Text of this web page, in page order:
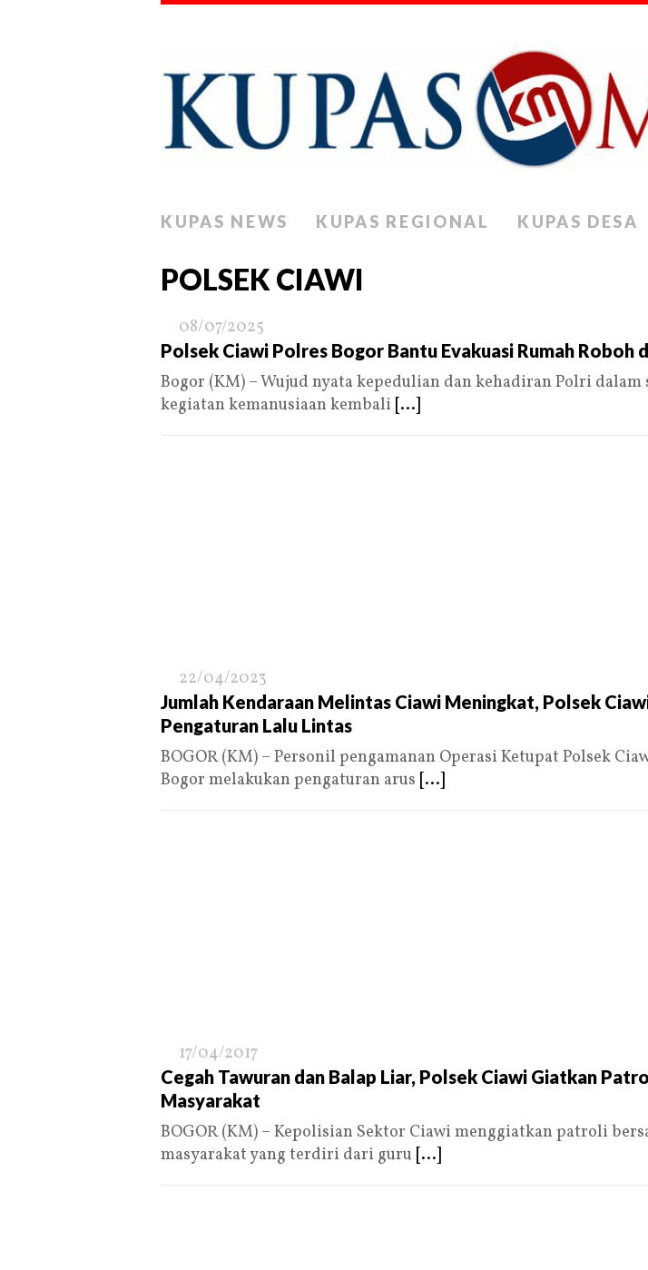
KUPAS NEWS KUPAS REGIONAL KUPAS DESA
POLSEK CIAWI
08/07/2025
Polsek Ciawi Polres Bogor Bantu Evakuasi Rumah Roboh
Bogor (KM) – Wujud nyata kepedulian dan kehadiran Polri dalam
kegiatan kemanusiaan kembali [...]
22/04/2023
Jumlah Kendaraan Melintas Ciawi Meningkat, Polsek
Pengaturan Lalu Lintas
BOGOR (KM) – Personil pengamanan Operasi Ketupat Polsek
Bogor melakukan pengaturan arus [...]
17/04/2017
Cegah Tawuran dan Balap Liar, Polsek Ciawi Giatkan
Masyarakat
BOGOR (KM) – Kepolisian Sektor Ciawi menggiatkan patroli
masyarakat yang terdiri dari guru [...]